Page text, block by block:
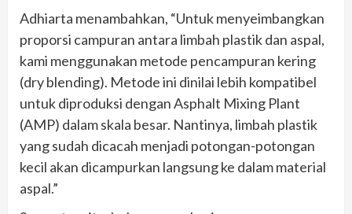
Adhiarta menambahkan, “Untuk menyeimbangkan
proporsi campuran antara limbah plastik dan aspal,
kami menggunakan metode pencampuran kering
(dry blending). Metode ini dinilai lebih kompatibel
untuk diproduksi dengan Asphalt Mixing Plant
(AMP) dalam skala besar. Nantinya, limbah plastik
yang sudah dicacah menjadi potongan-potongan
kecil akan dicampurkan langsung ke dalam material
aspal.”